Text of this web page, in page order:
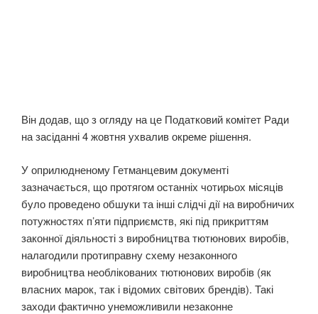
Він додав, що з огляду на це Податковий комітет Ради
на засіданні 4 жовтня ухвалив окреме рішення.
У оприлюдненому Гетманцевим документі
зазначається, що протягом останніх чотирьох місяців
було проведено обшуки та інші слідчі дії на виробничих
потужностях п’яти підприємств, які під прикриттям
законної діяльності з виробництва тютюнових виробів,
налагодили протиправну схему незаконного
виробництва необлікованих тютюнових виробів (як
власних марок, так і відомих світових брендів). Такі
заходи фактично унеможливили незаконне